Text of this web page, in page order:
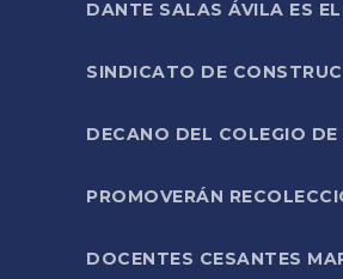
DANTE SALAS ÁVILA ES
SINDICATO DE
DECANO DEL COLEGIO
PROMOVERÁN
DOCENTES CESANTES